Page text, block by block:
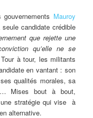
Mauroy
candidate crédible
que rejette une
qu’elle ne se
à tour, les militants
en vantant : son
qualités morales, sa
Mises bout à bout,
une stratégie qui vise à
alternative.